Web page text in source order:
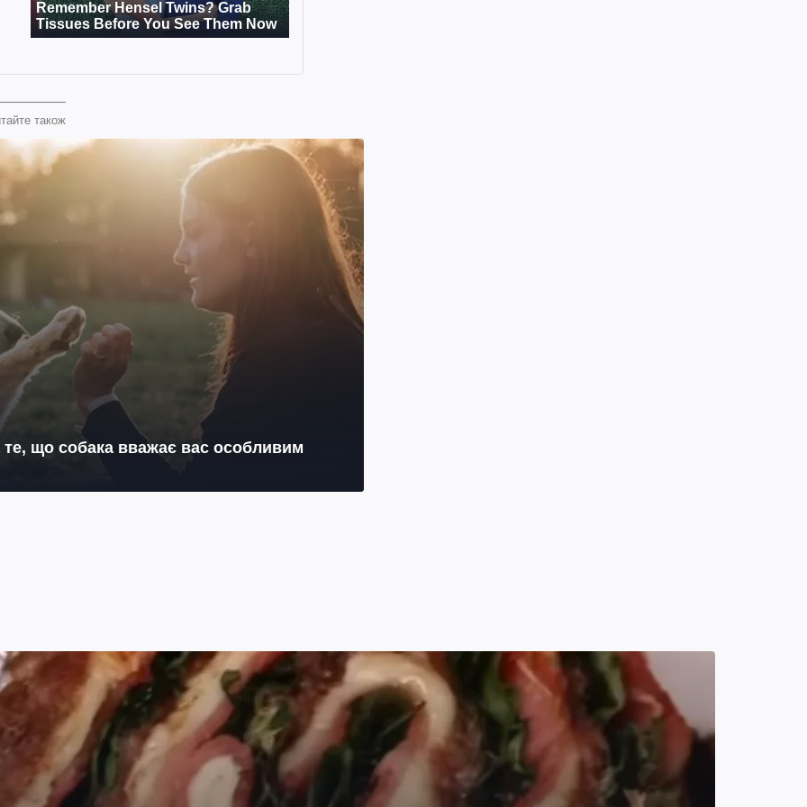
також
те, що собака вважає вас особливим